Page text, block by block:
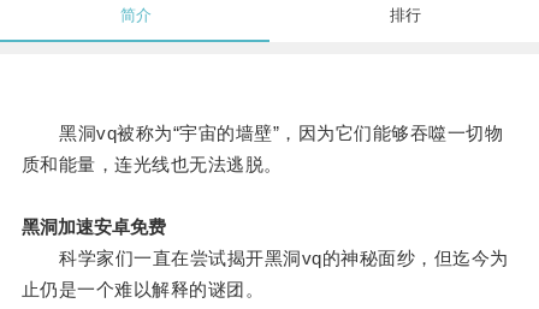
简介 排行
黑洞vq被称为“宇宙的墙壁”，因为它们能够吞噬一切物
质和能量，连光线也无法逃脱。
黑洞加速安卓免费
科学家们一直在尝试揭开黑洞vq的神秘面纱，但迄今为
止仍是一个难以解释的谜团。